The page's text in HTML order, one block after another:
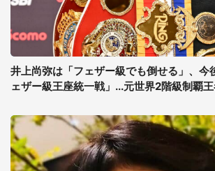
井上尚弥は「フェザー級でも倒せる」、今
ェザー級王座統一戦」...元世界2階級制覇